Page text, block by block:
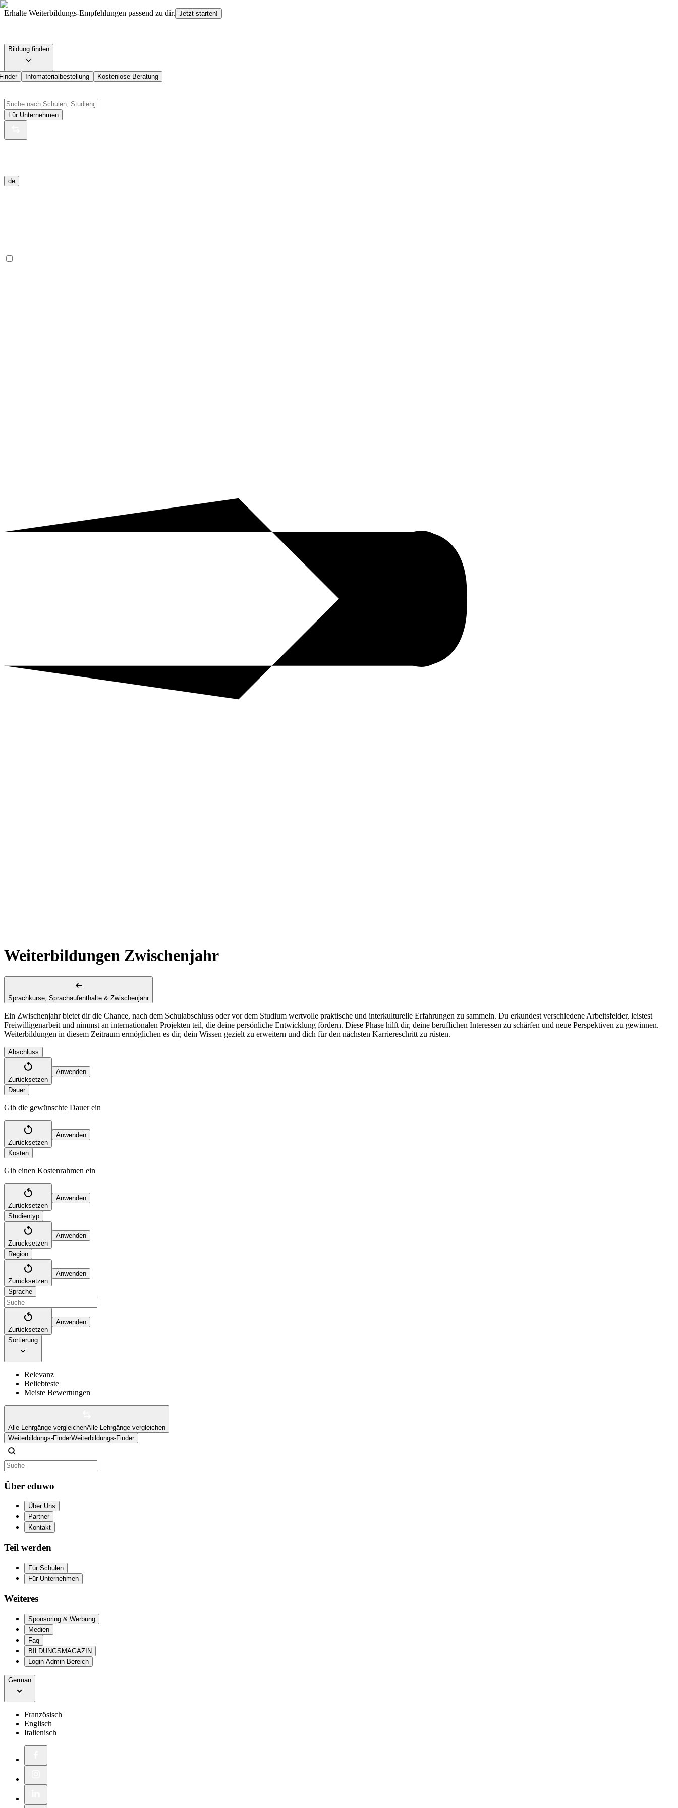
Erhalte Weiterbildungs-Empfehlungen passend zu dir. Jetzt starten!
Bildung finden
Infomaterialbestellung Kostenlose Beratung
Für Unternehmen
de
Weiterbildungen Zwischenjahr
Sprachkurse, Sprachaufenthalte & Zwischenjahr
Ein Zwischenjahr bietet dir die Chance, nach dem Schulabschluss oder vor dem Studium wertvolle praktische und interkulturelle Erfahrungen zu sammeln. Du erkundest verschiedene Arbeitsfelder, leistest
Freiwilligenarbeit und nimmst an internationalen Projekten teil, die deine persönliche Entwicklung fördern. Diese Phase hilft dir, deine beruflichen Interessen zu schärfen und neue Perspektiven zu gewinnen.
Weiterbildungen in diesem Zeitraum ermöglichen es dir, dein Wissen gezielt zu erweitern und dich für den nächsten Karriereschritt zu rüsten.
Abschluss
Zurücksetzen
Anwenden
Dauer
Gib die gewünschte Dauer ein
Zurücksetzen
Anwenden
Kosten
Gib einen Kostenrahmen ein
Zurücksetzen
Anwenden
Studientyp
Zurücksetzen
Anwenden
Region
Zurücksetzen
Anwenden
Sprache
Zurücksetzen
Anwenden
Sortierung
Relevanz
Beliebteste
Meiste Bewertungen
Alle Lehrgänge vergleichenAlle Lehrgänge vergleichen
Weiterbildungs-FinderWeiterbildungs-Finder
Über eduwo
Über Uns
Partner
Kontakt
Teil werden
Für Schulen
Für Unternehmen
Weiteres
Sponsoring & Werbung
Medien
Faq
BILDUNGSMAGAZIN
Login Admin Bereich
German
Französisch
Englisch
Italienisch